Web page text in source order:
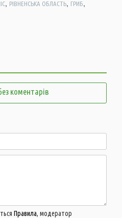
, РІВНЕНСЬКА ОБЛАСТЬ, ГРИБ,
коментарів
Правила, модератор